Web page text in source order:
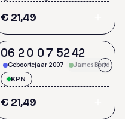
€ 21,49
06 20 07 5242
Geboortejaar 2007 James Bond
KPN
€ 21,49